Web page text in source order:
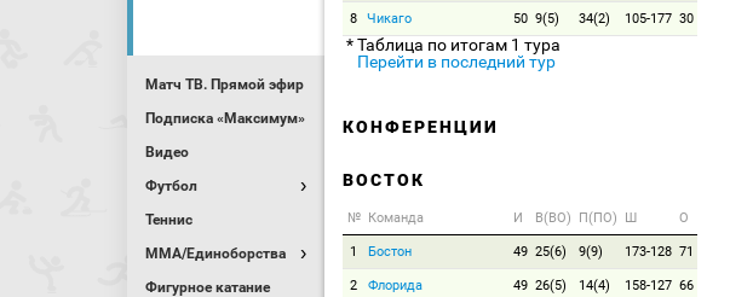
Матч ТВ. Прямой эфир
Подписка «Максимум»
Видео
Футбол
Теннис
MMA/Единоборства
Фигурное катание
8 Чикаго 50 9(5) 34(2) 105-177 30
* Таблица по итогам 1 тура
Перейти в последний тур
КОНФЕРЕНЦИИ
ВОСТОК
№ Команда И В(ВО) П(ПО) Ш О
1 Бостон 49 25(6) 9(9) 173-128 71
2 Флорида 49 26(5) 14(4) 158-127 66